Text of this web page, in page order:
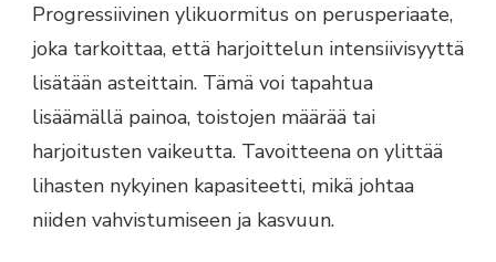
Progressiivinen ylikuormitus on perusperiaate,
joka tarkoittaa, että harjoittelun intensiivisyyttä
lisätään asteittain. Tämä voi tapahtua
lisäämällä painoa, toistojen määrää tai
harjoitusten vaikeutta. Tavoitteena on ylittää
lihasten nykyinen kapasiteetti, mikä johtaa
niiden vahvistumiseen ja kasvuun.